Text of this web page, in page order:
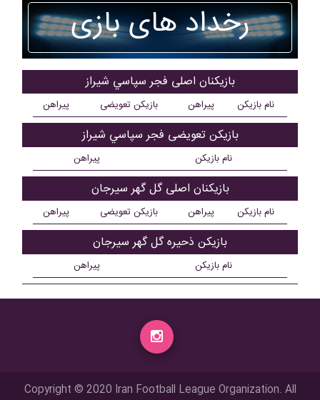
رخداد های بازی
بازیکنان اصلی فجر سپاسي شیراز
نام بازیکن پیراهن بازیکن تعویضی پیراهن
بازیکن تعویضی فجر سپاسي شیراز
نام بازیکن پیراهن
بازیکنان اصلی گل گهر سیرجان
نام بازیکن پیراهن بازیکن تعویضی پیراهن
بازیکن ذحیره گل گهر سیرجان
نام بازیکن پیراهن
Copyright © 2020 Iran Football League Organization. All